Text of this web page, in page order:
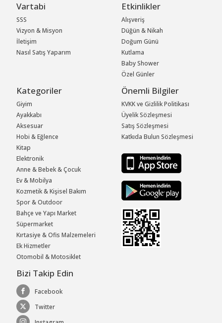
Vartabi
SSS
Vizyon & Misyon
İletişim
Nasıl Satış Yaparım
Etkinlikler
Alışveriş
Düğün & Nikah
Doğum Günü
Kutlama
Baby Shower
Özel Günler
Kategoriler
Giyim
Ayakkabı
Aksesuar
Hobi & Eğlence
Kitap
Elektronik
Anne & Bebek & Çocuk
Ev & Mobilya
Kozmetik & Kişisel Bakım
Spor & Outdoor
Bahçe ve Yapı Market
Süpermarket
Kırtasiye & Ofis Malzemeleri
Ek Hizmetler
Otomobil & Motosiklet
Önemli Bilgiler
KVKK ve Gizlilik Politikası
Üyelik Sözleşmesi
Satış Sözleşmesi
Katkıda Bulun Sözleşmesi
Bizi Takip Edin
Facebook
Twitter